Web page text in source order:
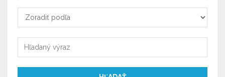
Zoradiť
podľa
Zoradiť
podľa